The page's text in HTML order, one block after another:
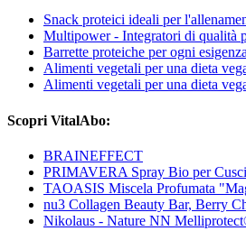
Snack proteici ideali per
Multipower - Integratori di qualità
Barrette proteiche per ogni esigenza
Alimenti vegetali per una dieta
Alimenti vegetali per una dieta
Scopri VitalAbo:
BRAINEFFECT
PRIMAVERA Spray Bio per
TAOASIS Miscela Profumata
nu3 Collagen Beauty Bar, Berry
Nikolaus - Nature NN